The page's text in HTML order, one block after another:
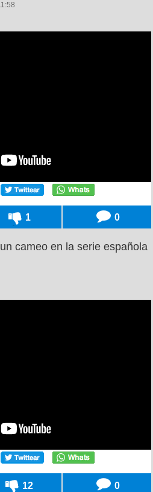
1 0
cameo en la serie española
12 0